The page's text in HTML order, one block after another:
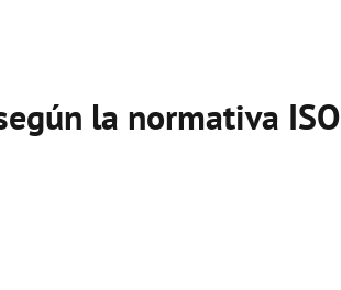
la normativa ISO